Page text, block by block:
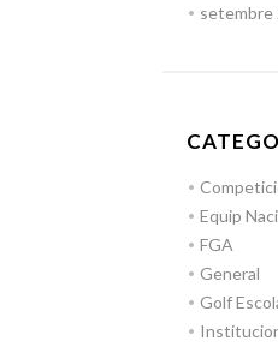
setembre
Equip
FGA
General
Golf